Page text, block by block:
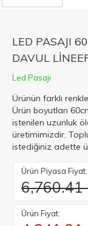
LED PASAJI
DAVUL
Led Pasajı
Ürünün farklı
Ürün boyutları
istenilen uzunluk
üretimimizdir.
istediğiniz adette
Ürün Piyasa Fiyat:
6,760.41
Ürün Fiyat: